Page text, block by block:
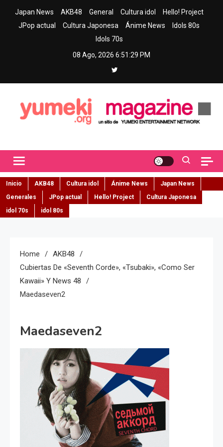
Japan News AKB48 General Cultura idol
Hello! Project
JPop actual
Cultura Japonesa Ánime News
Idols 80s
Idols 70s
08 Ago, 2026 6:51:30 PM
Inicio AKB48 Cultura idol Ánime News
Japan News
Generales
JPop actual Hello! Project
Cultura Japonesa
idol 70s
idol 80s
Home
AKB48
Cubiertas De «Seventh Corde», «Tsubaki», «Como Ser
Kawaii» Y News 48
Maedaseven2
Maedaseven2